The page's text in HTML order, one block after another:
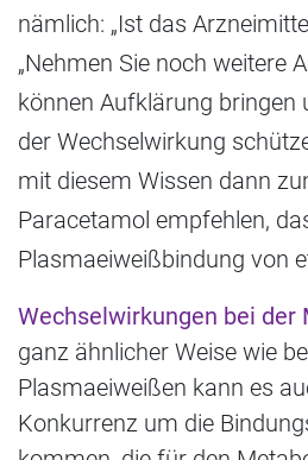
nämlich: „Ist das
„Nehmen Sie noch weitere
können Aufklärung bringen
der Wechselwirkung
mit diesem Wissen dann
Paracetamol empfehlen,
Plasmaeiweißbindung von
Wechselwirkungen bei der
ganz ähnlicher Weise wie
Plasmaeiweißen kann es
Konkurrenz um die